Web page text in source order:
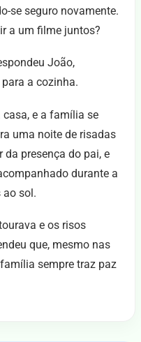
se seguro novamente.
a um filme juntos?
João,
a cozinha.
casa, e a família se
uma noite de risadas
presença do pai, e
durante a
ao sol.
e os risos
que, mesmo nas
sempre traz paz